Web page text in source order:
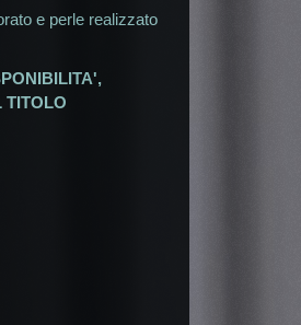
e perle realizzato
TITOLO